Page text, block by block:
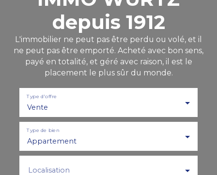
depuis 1912
L'immobilier ne peut pas être perdu ou volé, et il
ne peut pas être emporté. Acheté avec bon sens,
payé en totalité, et géré avec raison, il est le
placement le plus sûr du monde.
Vente
Type d'offre
Appartement
Type de bien
Localisation